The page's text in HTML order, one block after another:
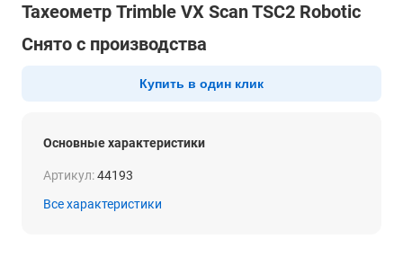
Тахеометр Trimble VX Scan TSC2 Robotic
Снято с производства
Купить в один клик
Основные характеристики
Артикул:44193
Все характеристики